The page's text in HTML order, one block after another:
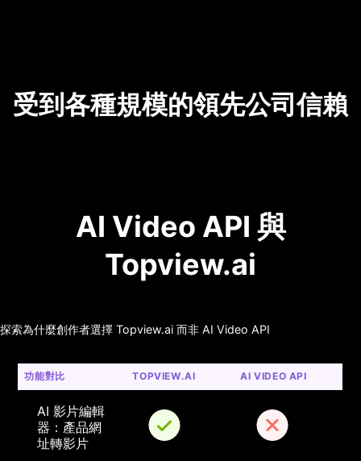
受到各種規模的領先公司信賴
AI Video API 與
Topview.ai
探索為什麼創作者選擇 Topview.ai 而非 AI Video API
功能對比 TOPVIEW.AI AI VIDEO API
AI 影片編輯
器：產品網
址轉影片